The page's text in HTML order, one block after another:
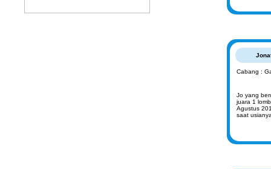
Cabang :
Jo yang
juara 1
Agustus
saat